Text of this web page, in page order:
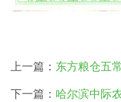
上一篇： 东方粮仓五
下一篇： 哈尔滨中际